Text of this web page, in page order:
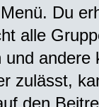
Du
alle
zulässt,